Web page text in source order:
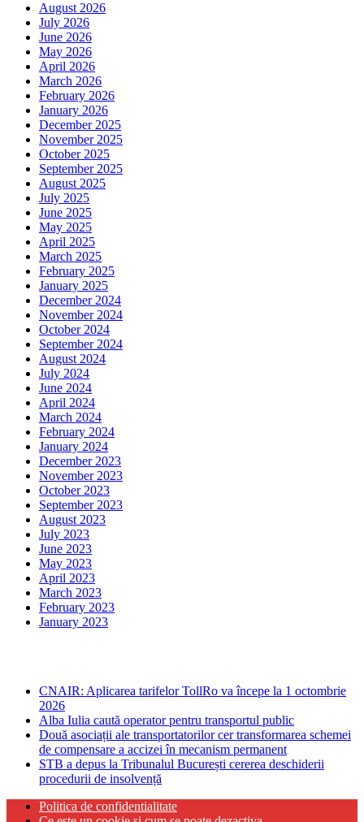
August 2026
July 2026
June 2026
May 2026
April 2026
March 2026
February 2026
January 2026
December 2025
November 2025
October 2025
September 2025
August 2025
July 2025
June 2025
May 2025
April 2025
March 2025
February 2025
January 2025
December 2024
November 2024
October 2024
September 2024
August 2024
July 2024
June 2024
April 2024
March 2024
February 2024
January 2024
December 2023
November 2023
October 2023
September 2023
August 2023
July 2023
June 2023
May 2023
April 2023
March 2023
February 2023
January 2023
CNAIR: Aplicarea tarifelor TollRo va începe la 1 octombrie
2026
Alba Iulia caută operator pentru transportul public
Două asociații ale transportatorilor cer transformarea schemei
de compensare a accizei în mecanism permanent
STB a depus la Tribunalul București cererea deschiderii
procedurii de insolvență
Politica de confidentialitate